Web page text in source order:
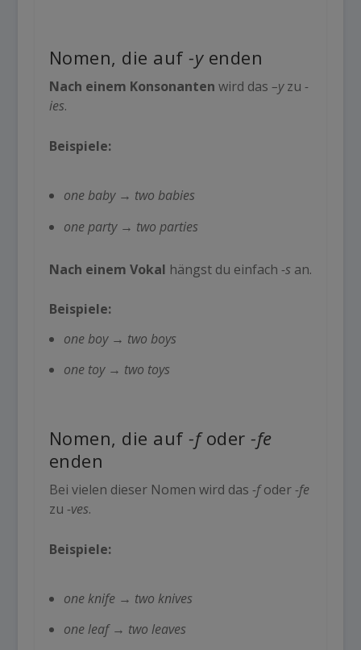
Nomen, die auf -yenden
Nach einem Konsonanten wird das –yzu -
ies.
Beispiele:
one baby → two babies
one party → two parties
Nach einem Vokal hängst du einfach -s an.
Beispiele:
one boy → two boys
one toy → two toys
Nomen, die auf -foder -fe
enden
Bei vielen dieser Nomen wird das -foder-fe
zu -ves.
Beispiele:
one knife → two knives
one leaf → two leaves